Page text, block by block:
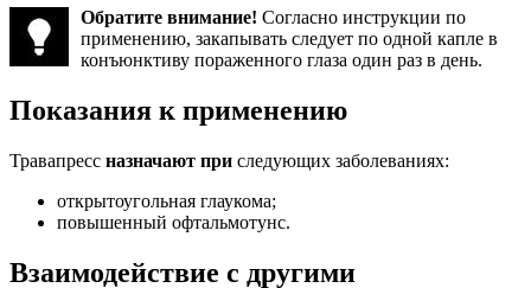
Обратите внимание! Согласно инструкции по
применению, закапывать следует по одной капле в
конъюнктиву пораженного глаза один раз в день.
Показания к применению
Травапресс назначают при следующих заболеваниях:
открытоугольная глаукома;
повышенный офтальмотунс.
Взаимодействие с другими